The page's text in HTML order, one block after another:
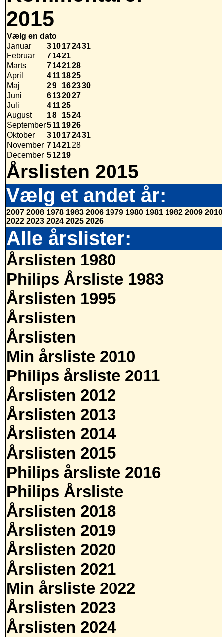
2015
Vælg en dato
Januar
310172431
Februar
71421
Marts
7142128
April
411 1825
Maj
29 162330
Juni
6132027
Juli
41125
August
18 1524
September511 1926
Oktober
310172431
November 7142128
December 51219
Årslisten 2015
Vælg et andet år:
2007 2008 1978 1983 2006 1979 1980 1981 1982 2009 2010
2022 2023 2024 2025 2026
Alle årslister:
Årslisten 1980
Philips Årsliste 1983
Årslisten 1995
Årslisten
Årslisten
Min årsliste 2010
Philips årsliste 2011
Årslisten 2012
Årslisten 2013
Årslisten 2014
Årslisten 2015
Philips årsliste 2016
Philips Årsliste
Årslisten 2018
Årslisten 2019
Årslisten 2020
Årslisten 2021
Min årsliste 2022
Årslisten 2023
Årslisten 2024